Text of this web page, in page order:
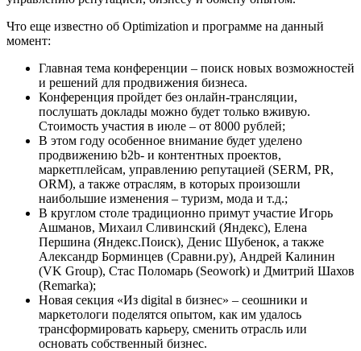
Что еще известно об Optimization и программе на данный
момент:
Главная тема конференции – поиск новых возможностей
и решений для продвижения бизнеса.
Конференция пройдет без онлайн-трансляции,
послушать доклады можно будет только вживую.
Стоимость участия в июле – от 8000 рублей;
В этом году особенное внимание будет уделено
продвижению b2b- и контентных проектов,
маркетплейсам, управлению репутацией (SERM, PR,
ORM), а также отраслям, в которых произошли
наибольшие изменения – туризм, мода и т.д.;
В круглом столе традиционно примут участие Игорь
Ашманов, Михаил Сливинский (Яндекс), Елена
Першина (Яндекс.Поиск), Денис Шубенок, а также
Александр Борминцев (Сравни.ру), Андрей Калинин
(VK Group), Стас Поломарь (Seowork) и Дмитрий Шахов
(Remarka);
Новая секция «Из digital в бизнес» – сеошники и
маркетологи поделятся опытом, как им удалось
трансформировать карьеру, сменить отрасль или
основать собственный бизнес.